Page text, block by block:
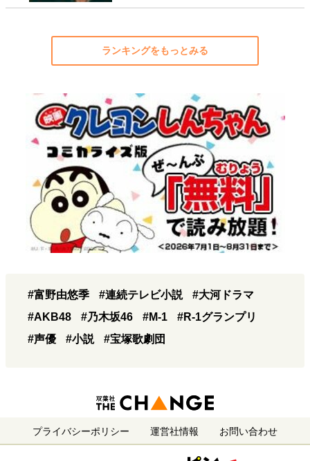
ランキングをもっとみる
#富野由悠季 #連続テレビ小説
#大河ドラマ
#AKB48
#乃木坂46 #M-1
#R-1グランプリ
#声優
#小説 #宝塚歌劇団
プライバシーポリシー 運営社情報 お問い合わせ